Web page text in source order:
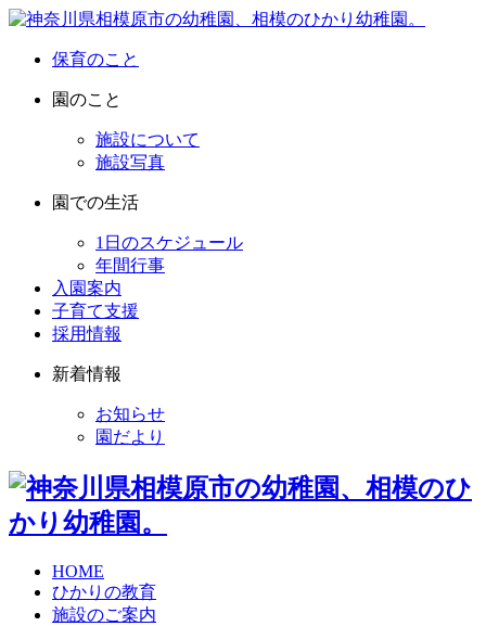
保育のこと
園のこと
施設について
施設写真
園での生活
1日のスケジュール
年間行事
入園案内
子育て支援
採用情報
新着情報
お知らせ
園だより
HOME
ひかりの教育
施設のご案内